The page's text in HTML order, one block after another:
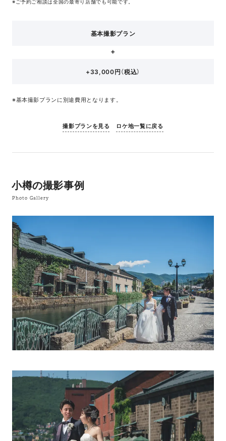
※ご予約ご相談は全国の最寄り店舗でも可能です。
基本撮影プラン
+33,000円（税込）
※基本撮影プランに別途費用となります。
撮影プランを見る ロケ地一覧に戻る
小樽の撮影事例
Photo Gallery